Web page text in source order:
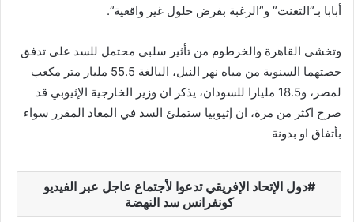
أبابا بـ”التعنت” و”الرغبة بفرض حلول غير واقعية”.
وتخشى القاهرة والخرطوم من تأثير سلبي محتمل للسد على تدفق
حصتهما السنوية من مياه نهر النيل، البالغة 55.5 مليار متر مكعب
لمصر، و18.5 مليارا للسودان، يذكر ان وزير الخارجية الإثيوبي قد
صرح اكثر من مرة، ان إثيوبيا ستملئ السد في المعاد المقرر سواء
بأتفاق او بدونة
دول الإتحاد الإفريقي تدعوا لأجتماع عاجل عبر الفيديو
كونفرانس سد النهضة